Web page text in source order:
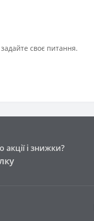
своє питання.
і знижки?